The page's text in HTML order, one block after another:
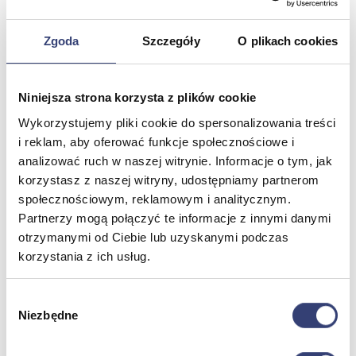
Zgoda Szczegóły O plikach cookies
Niniejsza strona korzysta z plików cookie
Wykorzystujemy pliki cookie do spersonalizowania treści
i reklam, aby oferować funkcje społecznościowe i
analizować ruch w naszej witrynie. Informacje o tym, jak
korzystasz z naszej witryny, udostępniamy partnerom
społecznościowym, reklamowym i analitycznym.
Partnerzy mogą połączyć te informacje z innymi danymi
otrzymanymi od Ciebie lub uzyskanymi podczas
korzystania z ich usług.
zgody
Niezbędne
Zobacz wszystko
Dofinansowania
Zobacz wszystko
Wynajem
Zobacz wszystko
Aquatizer Testowy
Robot rehabilitacyjny ROBERT®
Dla rehabilitacji
Dla stomatologów